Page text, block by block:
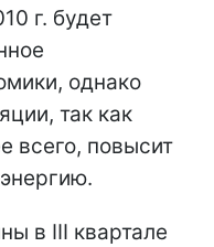
г. будет
однако
так как
всего, повысит
в III квартале